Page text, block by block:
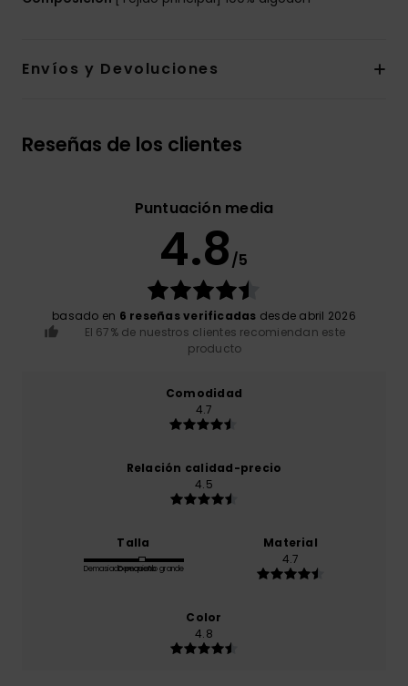
Envíos y Devoluciones
Reseñas de los clientes
Puntuación media
4.8/5
basado en 6 reseñas verificadas desde abril 2026
El 67% de nuestros clientes recomiendan este
producto
Comodidad
4.7
Relación calidad-precio
4.5
Talla
Demasiado pequeño
Demasiado grande
Material
4.7
Color
4.8